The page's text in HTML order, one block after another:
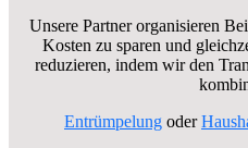
Unsere Partner organisieren
Kosten zu sparen und
reduzieren, indem wir den
Entrümpelung oder